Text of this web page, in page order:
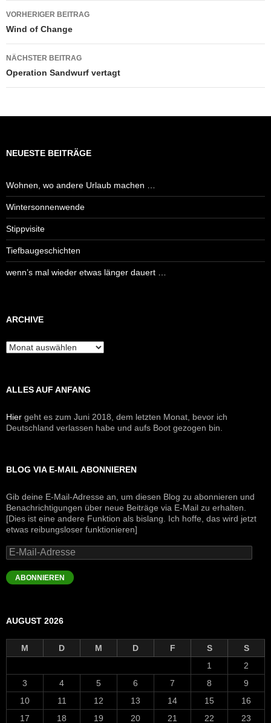
Beitragsnavigation
VORHERIGER BEITRAG
Wind of Change
NÄCHSTER BEITRAG
Operation Sandwurf vertagt
NEUESTE BEITRÄGE
Wohnen, wo andere Urlaub machen …
Wintersonnenwende
Stippvisite
Tiefbaugeschichten
wenn’s mal wieder etwas länger dauert …
ARCHIVE
Archive
ALLES AUF ANFANG
Hier geht es zum Juni 2018, dem letzten Monat, bevor ich
Deutschland verlassen habe und aufs Boot gezogen bin.
BLOG VIA E-MAIL ABONNIEREN
Gib deine E-Mail-Adresse an, um diesen Blog zu abonnieren und
Benachrichtigungen über neue Beiträge via E-Mail zu erhalten.
[Dies ist eine andere Funktion als bislang. Ich hoffe, das wird jetzt
etwas reibungsloser funktionieren]
E-
Mail-
Adresse
ABONNIEREN
AUGUST 2026
M D M D F S
S
1
2
3
4 5 6 7 8
9
10
11 12 13 14 15
16
17
18 19 20 21 22 23